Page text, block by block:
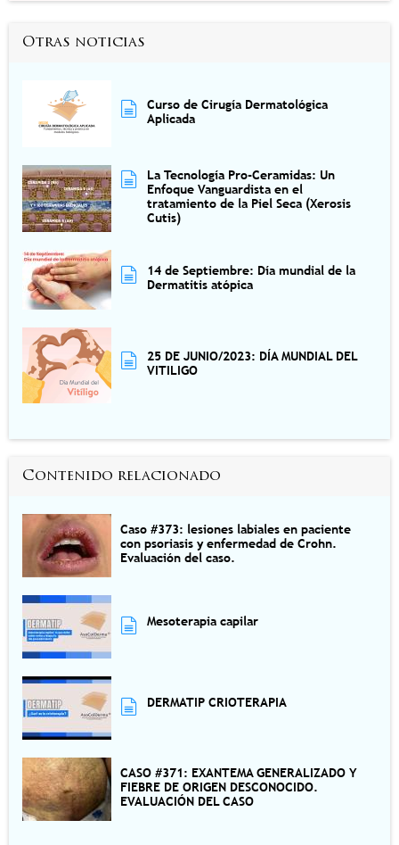
Otras noticias
Curso de Cirugía Dermatológica
Aplicada
La Tecnología Pro-Ceramidas: Un
Enfoque Vanguardista en el
tratamiento de la Piel Seca (Xerosis
Cutis)
14 de Septiembre: Día mundial de la
Dermatitis atópica
25 DE JUNIO/2023: DÍA MUNDIAL DEL
VITILIGO
Contenido relacionado
Caso #373: lesiones labiales en paciente
con psoriasis y enfermedad de Crohn.
Evaluación del caso.
Mesoterapia capilar
DERMATIP CRIOTERAPIA
CASO #371: EXANTEMA GENERALIZADO Y
FIEBRE DE ORIGEN DESCONOCIDO.
EVALUACIÓN DEL CASO